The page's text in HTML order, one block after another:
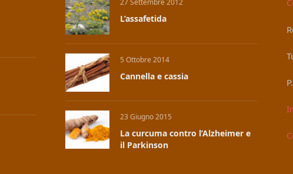
27 Settembre 2012
L’assafetida
5 Ottobre 2014
Cannella e cassia
23 Giugno 2015
La curcuma contro l’Alzheimer e
il Parkinson